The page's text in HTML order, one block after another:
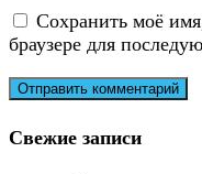
Сохранить моё
браузере для
Свежие записи